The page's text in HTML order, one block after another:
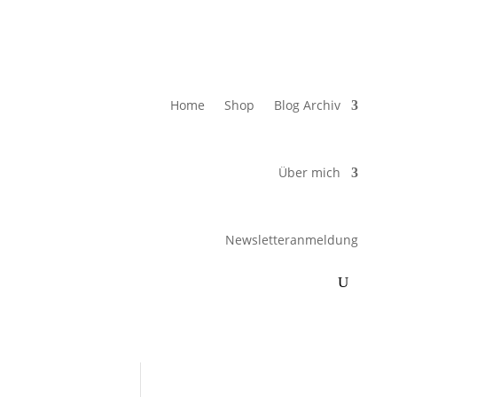
Home Shop Blog Archiv
Über mich
Newsletteranmeldung